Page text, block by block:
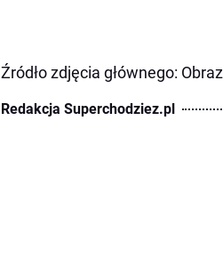
Źródło zdjęcia głównego: Obraz
Redakcja Superchodziez.pl